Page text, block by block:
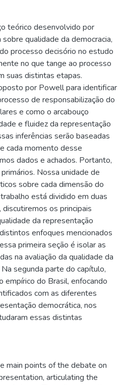
teórico desenvolvido por
qualidade da democracia,
processo decisório no estudo
no que tange ao processo
suas distintas etapas.
por Powell para identificar
de responsabilização do
e como o arcabouço
e fluidez da representação
inferências serão baseadas
cada momento desse
dados e achados. Portanto,
Nossa unidade de
sobre cada dimensão do
está dividido em duas
os principais
da representação
enfoques mencionados
primeira seção é isolar as
na avaliação da qualidade da
segunda parte do capítulo,
empírico do Brasil, enfocando
com as diferentes
democrática, nos
essas distintas
main points of the debate on
articulating the